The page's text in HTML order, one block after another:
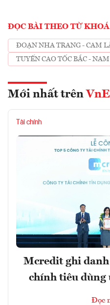
ĐỌC BÀI THEO TỪ KHOÁ
ĐOẠN NHA TRANG - CAM
TUYẾN CAO TỐC BẮC -
Mới nhất trên
Tài chính
Mcredit ghi
chính tiêu dùng
Đọc